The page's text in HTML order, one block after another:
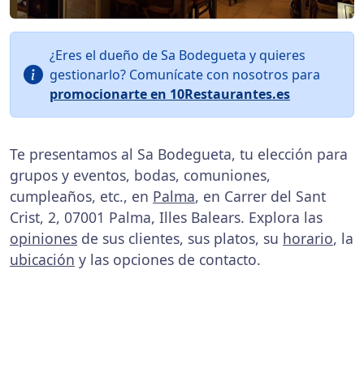
¿Eres el dueño de Sa Bodegueta y quieres
gestionarlo? Comunícate con nosotros para
promocionarte en 10Restaurantes.es
Te presentamos al Sa Bodegueta, tu elección para
grupos y eventos, bodas, comuniones,
cumpleaños, etc., en Palma, en Carrer del Sant
Crist, 2, 07001 Palma, Illes Balears. Explora las
opiniones de sus clientes, sus platos, su horario, la
ubicación y las opciones de contacto.